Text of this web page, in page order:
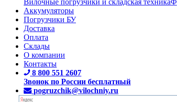
Аккумуляторы
Погрузчики БУ
Доставка
Оплата
Склады
О компании
Контакты
8 800 551 2607
Звонок по России бесплатный
pogruzchik@vilochniy.ru